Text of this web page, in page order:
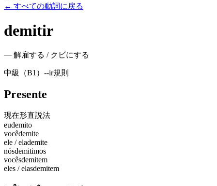
← すべての動詞に戻る
demitir
— 解雇する / クビにする
中級（B1） --ir規則
Presente
現在形直説法
eudemito
vocêdemite
ele / elademite
nósdemitimos
vocêsdemitem
eles / elasdemitem